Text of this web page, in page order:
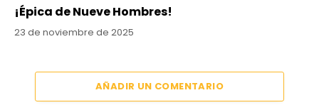
¡Épica de Nueve Hombres!
23 de noviembre de 2025
AÑADIR UN COMENTARIO